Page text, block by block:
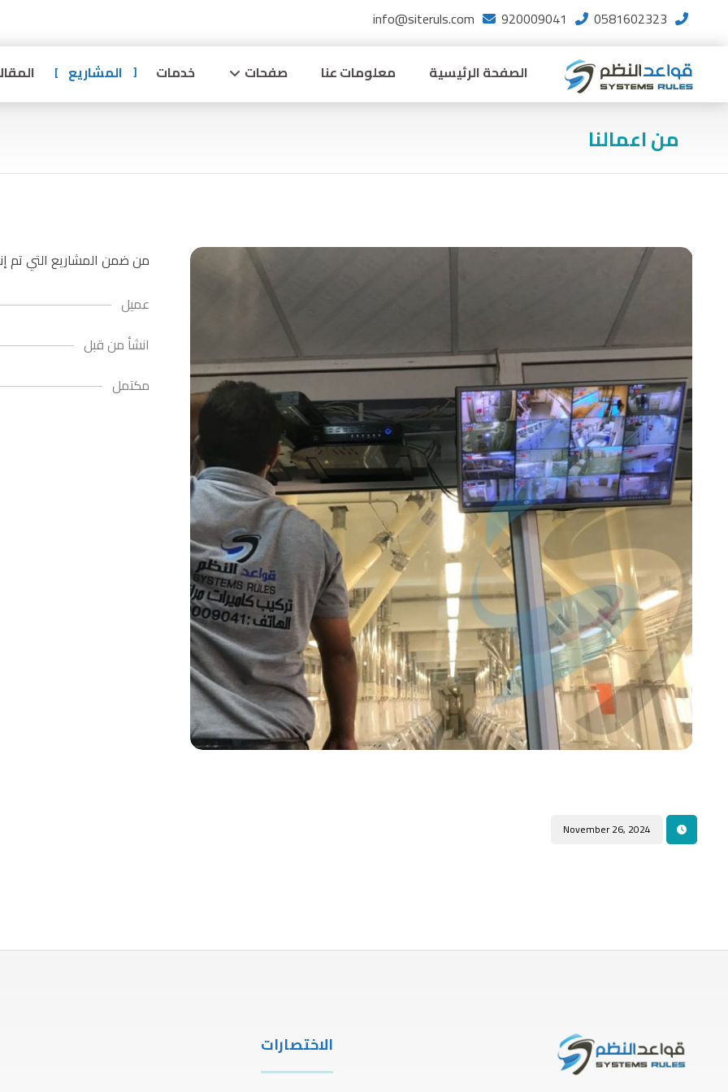
0581602323
920009041
info@siteruls.com
الصفحة الرئيسية معلومات عنا صفحات خدمات المشاريع
من اعمالنا
من ضمن المشاريع التي تم
عميل
انشأ من قبل
مكتمل
November 26, 2024
الاختصارات